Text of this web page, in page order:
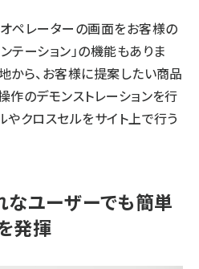
ペレーターの画面をお客様の
テーション」の機能もありま
から、お客様に提案したい商品
作のデモンストレーションを行
やクロスセルをサイト上で行う
ユーザーでも簡単
発揮